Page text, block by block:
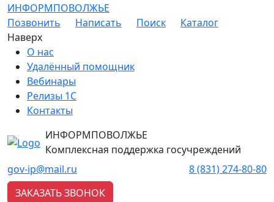
ИНФОРМПОВОЛЖЬЕ
Позвонить
Написать Поиск
Каталог
Наверх
О нас
Удалённый помощник
Вебинары
Релизы 1С
Контакты
ИНФОРМПОВОЛЖЬЕ
Комплексная поддержка госучреждений
gov-ip@mail.ru
8 (831) 274-80-80
ЗАКАЗАТЬ ЗВОНОК